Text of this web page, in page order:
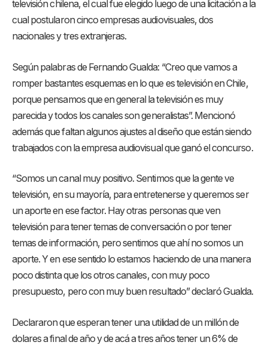
televisión chilena, el cual fue elegido luego de una licitación a la
cual postularon cinco empresas audiovisuales, dos
nacionales y tres extranjeras.
Según palabras de Fernando Gualda: “Creo que vamos a
romper bastantes esquemas en lo que es televisión en Chile,
porque pensamos que en general la televisión es muy
parecida y todos los canales son generalistas”. Mencionó
además que faltan algunos ajustes al diseño que están siendo
trabajados con la empresa audiovisual que ganó el concurso.
“Somos un canal muy positivo. Sentimos que la gente ve
televisión, en su mayoría, para entretenerse y queremos ser
un aporte en ese factor. Hay otras personas que ven
televisión para tener temas de conversación o por tener
temas de información, pero sentimos que ahí no somos un
aporte. Y en ese sentido lo estamos haciendo de una manera
poco distinta que los otros canales, con muy poco
presupuesto, pero con muy buen resultado” declaró Gualda.
Declararon que esperan tener una utilidad de un millón de
dolares a final de año y de acá a tres años tener un 6% de